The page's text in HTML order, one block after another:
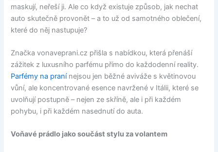
maskují, neřeší ji. Ale co když existuje způsob, jak nechat
auto skutečně provonět – a to už od samotného oblečení,
které do něj nastupuje?
Značka vonaveprani.cz přišla s nabídkou, která přenáší
zážitek z luxusního parfému přímo do každodenní reality.
Parfémy na pranínejsou jen běžné aviváže s květinovou
vůní, ale koncentrované esence navržené v Itálii, které se
uvolňují postupně – nejen ze skříně, ale i při každém
pohybu, i při každém nasednutí do auta.
Voňavé prádlo jako součást stylu za volantem